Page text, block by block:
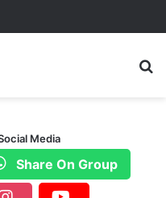
Media
Share On Group